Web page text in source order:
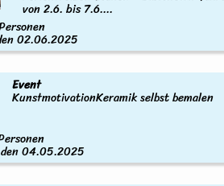
von 2.6. bis 7.6....
02.06.2025
Event
KunstmotivationKeramik selbst bemalen
04.05.2025